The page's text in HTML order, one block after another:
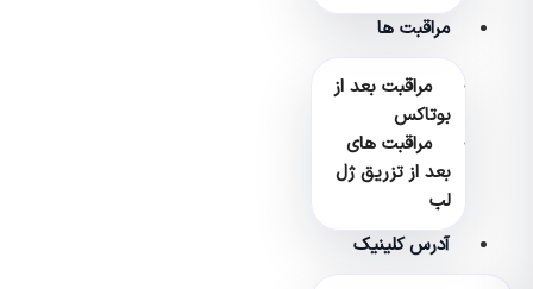
مراقبت ها
مراقبت بعد از
بوتاکس
مراقبت های
بعد از تزریق ژل
آدرس کلینیک